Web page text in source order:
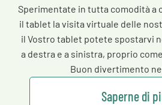
Sperimentate in tutta comodità a
il tablet la visita virtuale delle
il Vostro tablet potete spostarvi
a destra e a sinistra, proprio
Buon divertimento
Saperne di